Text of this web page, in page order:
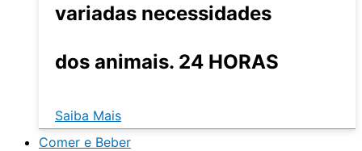
variadas necessidades
dos animais. 24 HORAS
Saiba Mais
Comer e Beber